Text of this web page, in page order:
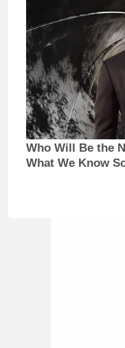
Who Will Be the
What We Know